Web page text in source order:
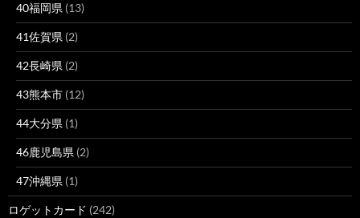
40福岡県 (13)
41佐賀県 (2)
42長崎県 (2)
43熊本市 (12)
44大分県 (1)
46鹿児島県 (2)
47沖縄県 (1)
ロゲットカード (242)